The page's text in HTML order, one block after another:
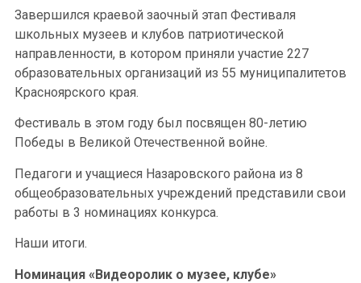
Завершился краевой заочный этап Фестиваля
школьных музеев и клубов патриотической
направленности, в котором приняли участие 227
образовательных организаций из 55 муниципалитетов
Красноярского края.
Фестиваль в этом году был посвящен 80-летию
Победы в Великой Отечественной войне.
Педагоги и учащиеся Назаровского района из 8
общеобразовательных учреждений представили свои
работы в 3 номинациях конкурса.
Наши итоги.
Номинация «Видеоролик о музее, клубе»